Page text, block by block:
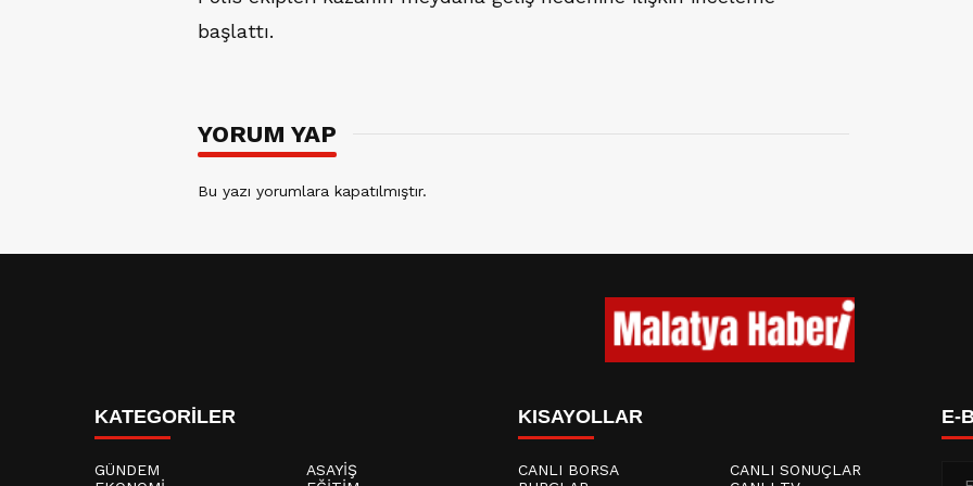
başlattı.
YORUM YAP
Bu yazı yorumlara kapatılmıştır.
KATEGORİLER
GÜNDEM
ASAYİŞ
KISAYOLLAR
CANLI BORSA
CANLI SONUÇLAR
E-